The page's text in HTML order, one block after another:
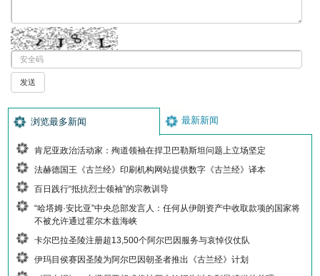
浏览最多新闻 最新新闻
肯尼亚政治活动家：殉道领袖在捍卫巴勒斯坦问题上立场坚定
法赫德国王《古兰经》印刷机构网站提供数字《古兰经》译本
百日践行“抵抗烈士领袖”的宗教训导
“哈塔姆·安比亚”中央总部发言人：任何从伊朗资产中收取款项的国家将
不被允许通过霍尔木兹海峡
卡尔巴拉圣陵注册超13,500个阿尔巴因服务与哀悼仪仗队
伊玛目侯赛因圣陵为阿尔巴因朝圣者推出《古兰经》计划